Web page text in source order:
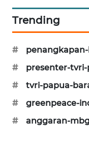
Trending
#
#
presenter-
#
tvri-papua-
#
greenpeace-
#
anggaran-
NEWS
BERKAT
BERAMPU
NEWS
ANUGERAH
NEWS